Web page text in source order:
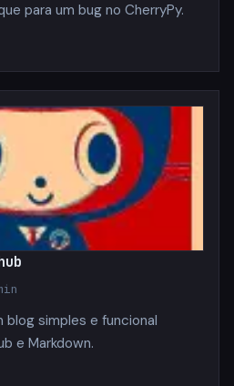
para um bug no CherryPy.
blog simples e funcional
e Markdown.